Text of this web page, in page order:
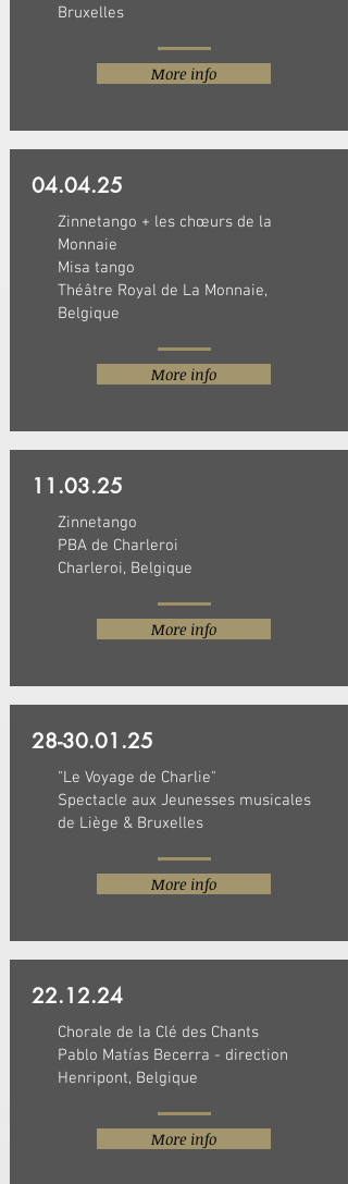
Bruxelles
More info
04.04.25
Zinnetango + les chœurs de la
Monnaie
Misa tango
Théâtre Royal de La Monnaie,
Belgique
More info
11.03.25
Zinnetango
PBA de Charleroi
Charleroi, Belgique
More info
28-30.01.25
"Le Voyage de Charlie"
Spectacle aux Jeunesses musicales
de Liège & Bruxelles
More info
22.12.24
Chorale de la Clé des Chants
Pablo Matías Becerra - direction
Henripont, Belgique
More info